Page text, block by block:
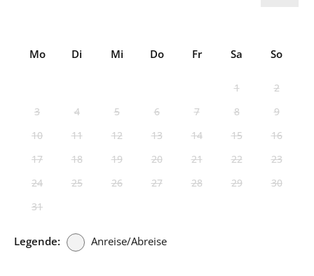
Mo Di Mi Do Fr Sa So
1
2
3
4 5 6 7 8
9
10
11 12 13 14 15
16
17
18 19 20 21 22
23
24
25 26 27 28 29
30
31
Legende: Anreise/Abreise